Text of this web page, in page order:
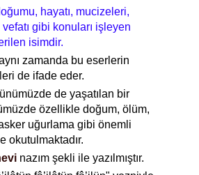
hayatı, mucizeleri,
vefatı gibi konuları işleyen
isimdir.
zamanda bu eserlerin
de ifade eder.
de yaşatılan bir
özellikle doğum, ölüm,
uğurlama gibi önemli
okutulmaktadır.
nazım şekli ile yazılmıştır.